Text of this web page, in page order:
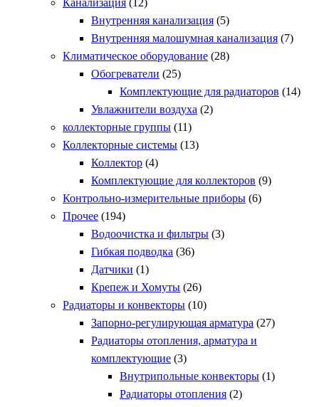
Внутренняя канализация (5)
Внутренняя малошумная канализация (7)
Климатическое оборудование (28)
Обогреватели (25)
Комплектующие для радиаторов (14)
Увлажнители воздуха (2)
коллекторные группы (11)
Коллекторные системы (13)
Коллектор (4)
Комплектующие для коллекторов (9)
Контрольно-измерительные приборы (6)
Прочее (194)
Водоочистка и фильтры (3)
Гибкая подводка (36)
Датчики (1)
Крепеж и Хомуты (26)
Радиаторы и конвекторы (10)
Запорно-регулирующая арматура (27)
Радиаторы отопления, арматура и
комплектующие (3)
Внутрипольные конвекторы (1)
Радиаторы отопления (2)